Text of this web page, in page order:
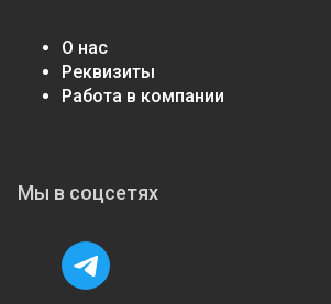
О нас
Реквизиты
Работа в компании
Мы в соцсетях